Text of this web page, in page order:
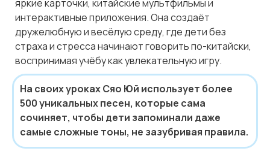
яркие карточки, китайские мультфильмы и
интерактивные приложения. Она создаёт
дружелюбную и весёлую среду, где дети без
страха и стресса начинают говорить по-китайски,
воспринимая учёбу как увлекательную игру.
На своих уроках Сяо Юй использует более
500 уникальных песен, которые сама
сочиняет, чтобы дети запоминали даже
самые сложные тоны, не зазубривая правила.